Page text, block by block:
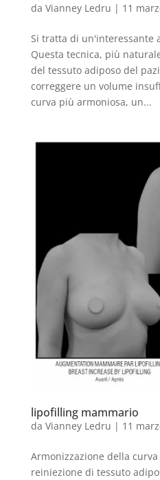
da Vianney Ledru | 11
Si tratta di un'interessante
Questa tecnica, più
del tessuto adiposo del
correggere un volume
curva più armoniosa, un...
lipofilling mammario
da Vianney Ledru | 11
Armonizzazione della
reiniezione di tessuto